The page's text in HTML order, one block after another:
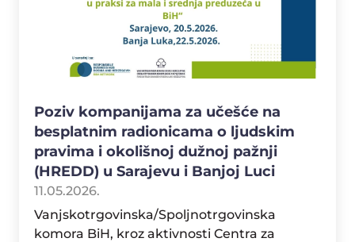
Poziv kompanijama za učešće na
besplatnim radionicama o ljudskim
pravima i okolišnoj dužnoj pažnji
(HREDD) u Sarajevu i Banjoj Luci
11.05.2026.
Vanjskotrgovinska/Spoljnotrgovinska
komora BiH, kroz aktivnosti Centra za